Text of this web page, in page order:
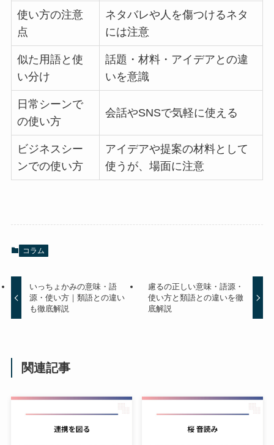
使い方の注意
点
ネタバレや人を傷つけるネタ
には注意
似た用語と使
い分け
話題・材料・アイデアとの違
いを意識
日常シーンで
の使い方
会話やSNSで気軽に使える
ビジネスシー
ンでの使い方
アイデアや提案の材料として
使うが、場面に注意
コラム
いっちょかみの意味・語
源・使い方｜類語との違い
も徹底解説
慮るの正しい意味・語源・
使い方と類語との違いを徹
底解説
関連記事